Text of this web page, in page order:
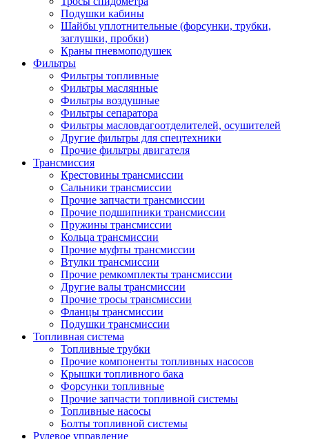
Подушки кабины
Шайбы уплотнительные (форсунки, трубки,
заглушки, пробки)
Краны пневмоподушек
Фильтры
Фильтры топливные
Фильтры маслянные
Фильтры воздушные
Фильтры сепаратора
Фильтры масловдагоотделителей, осушителей
Другие фильтры для спецтехники
Прочие фильтры двигателя
Трансмиссия
Крестовины трансмиссии
Сальники трансмиссии
Прочие запчасти трансмиссии
Прочие подшипники трансмиссии
Пружины трансмиссии
Кольца трансмиссии
Прочие муфты трансмиссии
Втулки трансмиссии
Прочие ремкомплекты трансмиссии
Другие валы трансмиссии
Прочие тросы трансмиссии
Фланцы трансмиссии
Подушки трансмиссии
Топливная система
Топливные трубки
Прочие компоненты топливных насосов
Крышки топливного бака
Форсунки топливные
Прочие запчасти топливной системы
Топливные насосы
Болты топливной системы
Рулевое управление